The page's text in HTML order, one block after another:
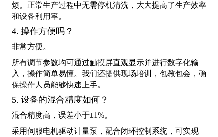
烦。正常生产过程中无需停机清洗，大大提高了生产效率
和设备利用率。
4. 操作方便吗？
非常方便。
所有调节参数均可通过触摸屏直观显示并进行数字化输
入，操作简单易懂。我们还提供现场培训，包教包会，确
保操作人员能够快速上手。
5. 设备的混合精度如何？
混合精度高，误差小于±1%。
采用伺服电机驱动计量泵，配合闭环控制系统，可实现